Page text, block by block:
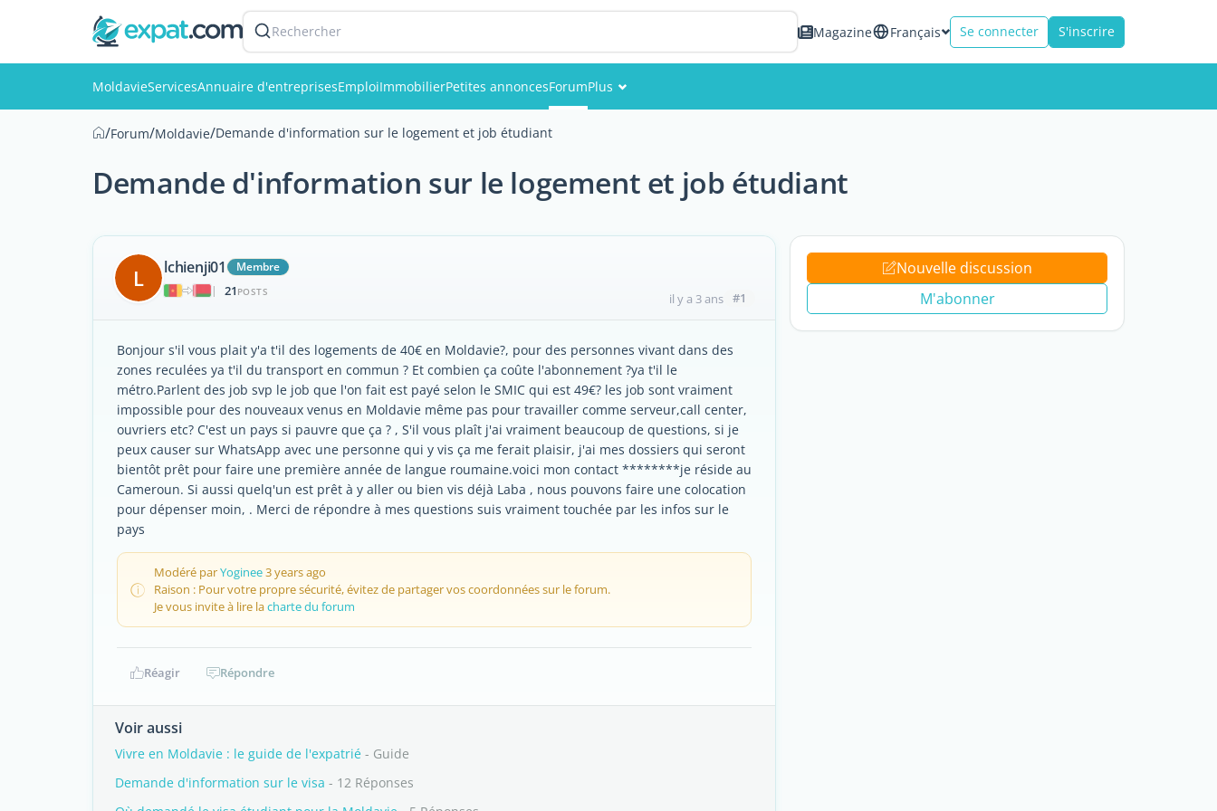
Rechercher Magazine Français Se connecter S'inscrire
MoldavieServicesAnnuaire d'entreprisesEmploiImmobilierPetites annoncesForumPlus
/Forum/Moldavie/Demande d'information sur le logement et job étudiant
Demande d'information sur le logement et job étudiant
L lchienji01
Membre
|
21 POSTS il y a 3 ans #1
Bonjour s'il vous plait y'a t'il des logements de 40€ en Moldavie?, pour des personnes vivant dans des
zones reculées ya t'il du transport en commun ? Et combien ça coûte l'abonnement ?ya t'il le
métro.Parlent des job svp le job que l'on fait est payé selon le SMIC qui est 49€? les job sont vraiment
impossible pour des nouveaux venus en Moldavie même pas pour travailler comme serveur,call center,
ouvriers etc? C'est un pays si pauvre que ça ? , S'il vous plaît j'ai vraiment beaucoup de questions, si je
peux causer sur WhatsApp avec une personne qui y vis ça me ferait plaisir, j'ai mes dossiers qui seront
bientôt prêt pour faire une première année de langue roumaine.voici mon contact ********je réside au
Cameroun. Si aussi quelq'un est prêt à y aller ou bien vis déjà Laba , nous pouvons faire une colocation
pour dépenser moin, . Merci de répondre à mes questions suis vraiment touchée par les infos sur le
pays
Modéré parYoginee3 years ago
Raison : Pour votre propre sécurité, évitez de partager vos coordonnées sur le forum.
Je vous invite à lire lacharte du forum
Réagir Répondre
Voir aussi
Vivre en Moldavie : le guide de l'expatrié - Guide
Demande d'information sur le visa - 12 Réponses
Nouvelle discussion
M'abonner